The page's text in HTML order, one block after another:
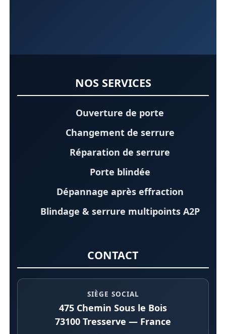
NOS SERVICES
Ouverture de porte
Changement de serrure
Réparation de serrure
Porte blindée
Dépannage après effraction
Blindage & serrure multipoints A2P
CONTACT
SIÈGE SOCIAL
475 Chemin Sous le Bois
73100 Tresserve — France